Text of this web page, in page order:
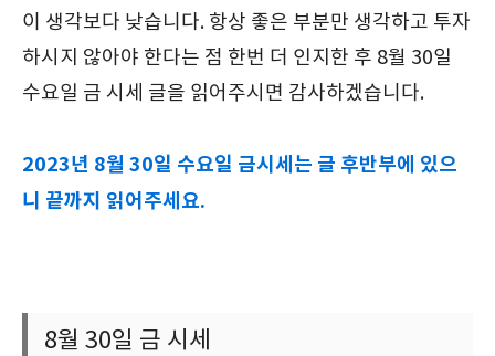
이 생각보다 낮습니다. 항상 좋은 부분만 생각하고 투자
하시지 않아야 한다는 점 한번 더 인지한 후 8월 30일
수요일 금 시세 글을 읽어주시면 감사하겠습니다.
2023년 8월 30일 수요일 금시세는 글 후반부에 있으
니 끝까지 읽어주세요.
8월 30일 금 시세